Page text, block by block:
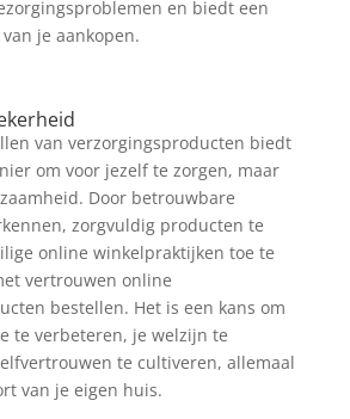
en biedt een
je aankopen.
van verzorgingsproducten biedt
om voor jezelf te zorgen, maar
Door betrouwbare
zorgvuldig producten te
online winkelpraktijken toe te
vertrouwen online
bestellen. Het is een kans om
te verbeteren, je welzijn te
te cultiveren, allemaal
van je eigen huis.